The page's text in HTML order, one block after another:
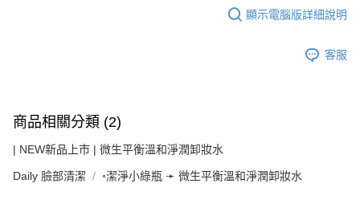
顯示電腦版詳細說明
客服
商品相關分類 (2)
| NEW新品上市 | 微生平衡溫和淨潤卸妝水
Daily 臉部清潔 ◦潔淨小綠瓶 ➛ 微生平衡溫和淨潤卸妝水